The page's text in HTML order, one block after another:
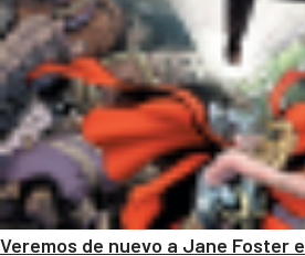
Veremos de nuevo a Jane Foster